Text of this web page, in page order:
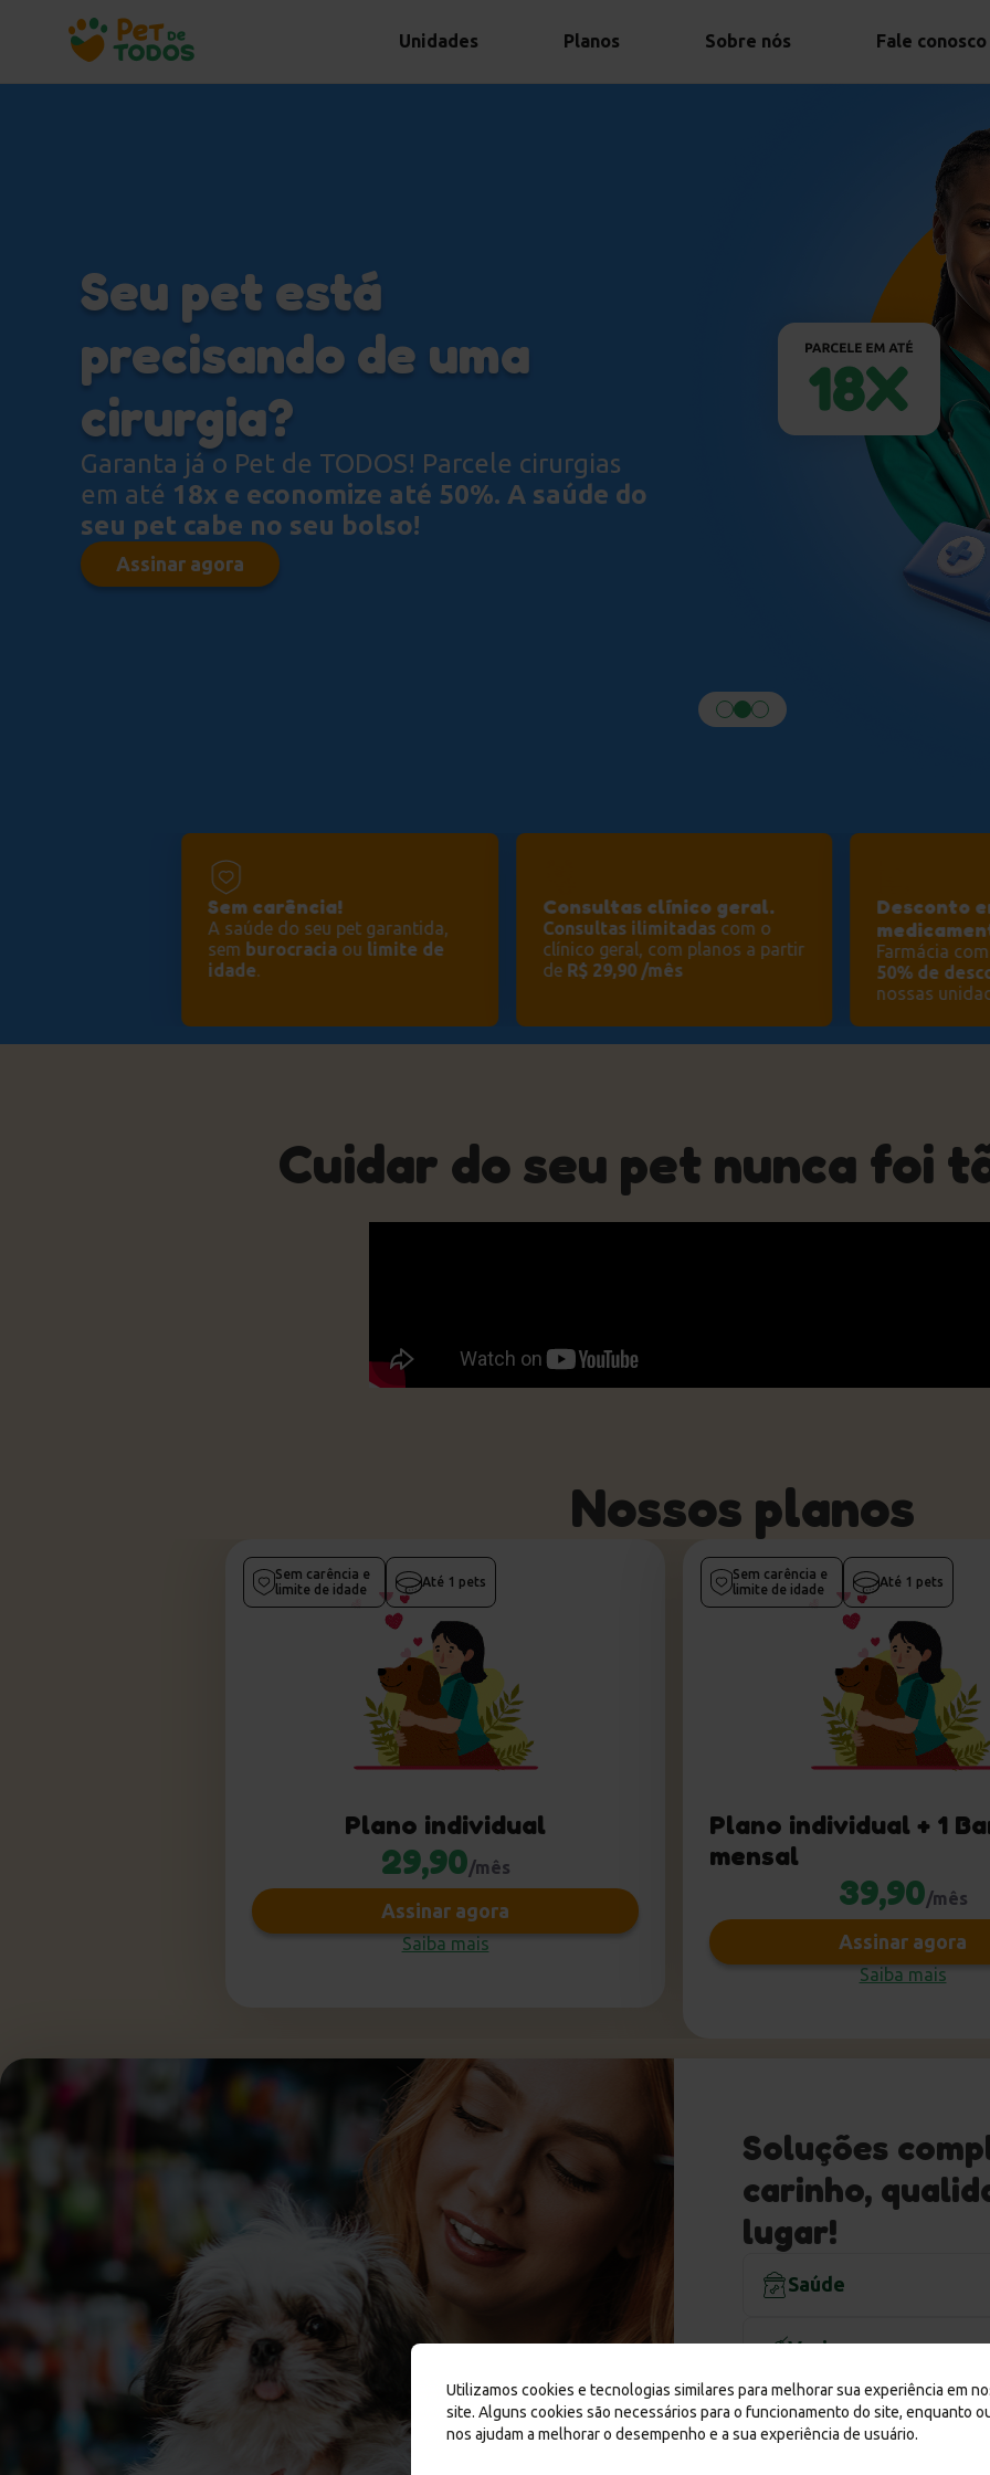
Unidades Planos Sobre nós Fale conosco
Seu pet está
precisando de uma
cirurgia?
Garanta já o Pet de TODOS! Parcele cirurgias
em até 18x e economize até 50%. A saúde do
seu pet cabe no seu bolso!
Assinar agora
Sem carência!
A saúde do seu pet garantida,
sem burocracia ou limite de
idade.
Consultas clínico geral.
Consultas ilimitadascom o
clínico geral, com planos a partir
de R$ 29,90 /mês
Desconto
Farmácia
50% de
nossas
Cuidar do seu pet nunca foi
Nossos planos
Sem carência e
limite de idade
Até 1 pets
Plano individual
29,90/mês
Assinar agora
Saiba mais
Sem carência e
limite de idade
Até 1 pets
Plano individual + 1
mensal
39,90/mês
Assinar agora
Saiba mais
Soluções
carinho,
lugar!
Saúde
Especialidades
Exames Laboratoriais
Exame de Imagem
*parcelamento mediante
Vacinas
V4
V4+FV
Produtos
Rações
Utilizamos cookies e tecnologias similares para melhorar sua experiência em
site. Alguns cookies são necessários para o funcionamento do site, enquanto
nos ajudam a melhorar o desempenho e a sua experiência de usuário.